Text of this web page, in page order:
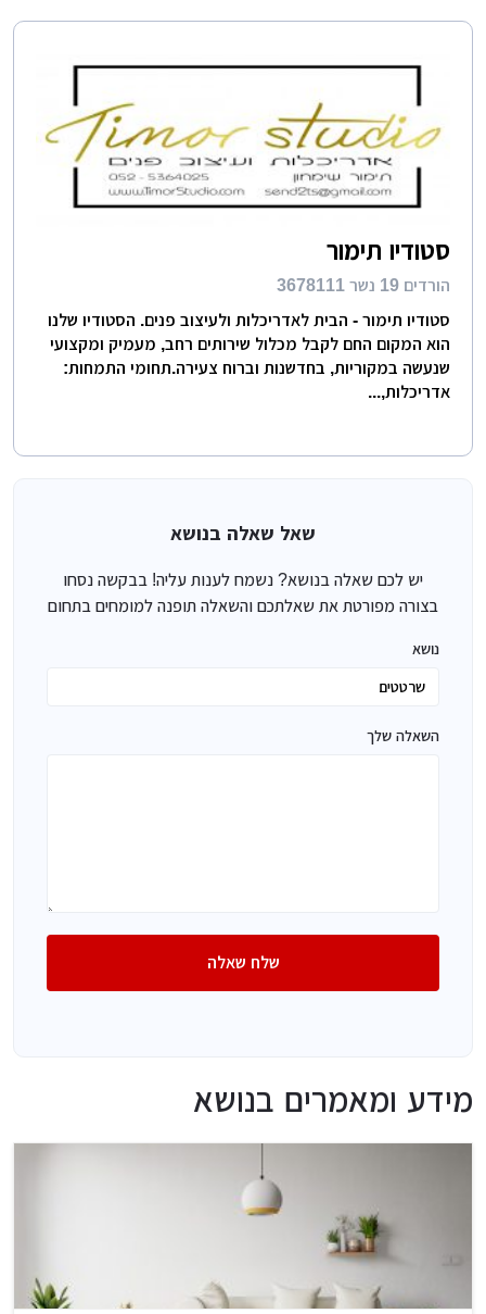
סטודיו תימור
הורדים 19 נשר 3678111
סטודיו תימור - הבית לאדריכלות ולעיצוב פנים. הסטודיו שלנו
הוא המקום החם לקבל מכלול שירותים רחב, מעמיק ומקצועי
שנעשה במקוריות, בחדשנות וברוח צעירה.תחומי התמחות:
אדריכלות,...
שאל שאלה בנושא
יש לכם שאלה בנושא? נשמח לענות עליה! בבקשה נסחו
בצורה מפורטת את שאלתכם והשאלה תופנה למומחים בתחום
נושא
השאלה שלך
שלח שאלה
מידע ומאמרים בנושא